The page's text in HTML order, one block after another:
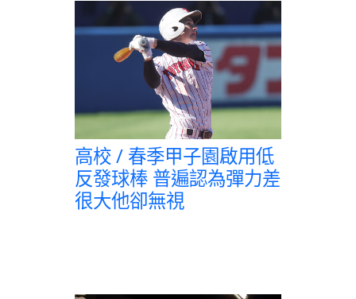
高校 / 春季甲子園啟用低
反發球棒 普遍認為彈力差
很大他卻無視